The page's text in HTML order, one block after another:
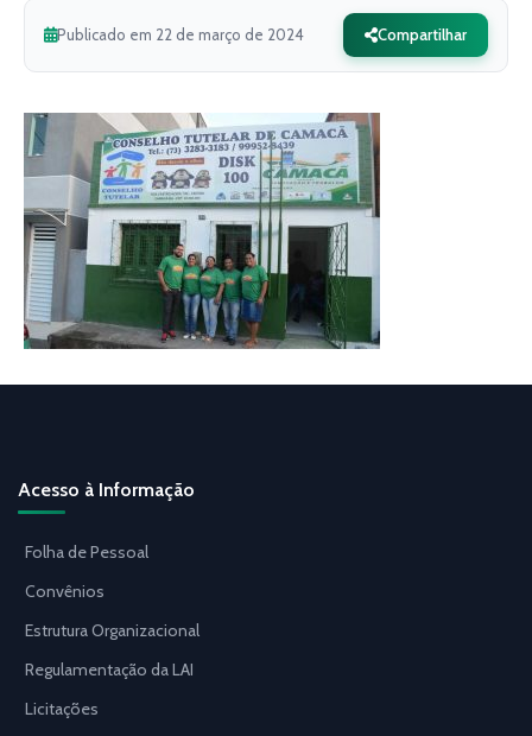
Publicado em 22 de março de 2024 Compartilhar
Acesso à Informação
Folha de Pessoal
Convênios
Estrutura Organizacional
Regulamentação da LAI
Licitações